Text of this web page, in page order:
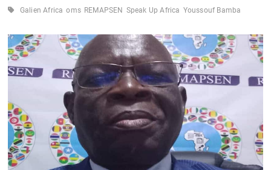
PROBLÈME
HUMAIN
SOLUTION
»
Galien Africa oms REMAPSEN Speak Up Africa Youssouf Bamba